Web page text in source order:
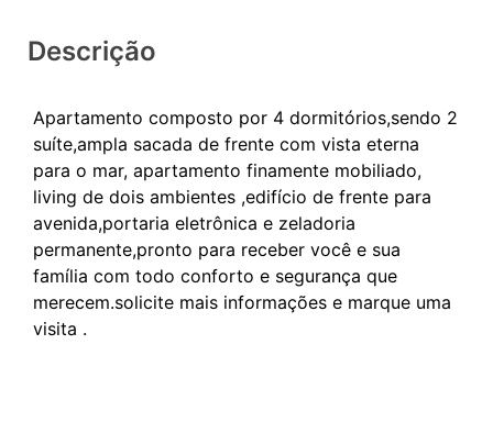
Descrição
Apartamento composto por 4 dormitórios,sendo 2
suíte,ampla sacada de frente com vista eterna
para o mar, apartamento finamente mobiliado,
living de dois ambientes ,edifício de frente para
avenida,portaria eletrônica e zeladoria
permanente,pronto para receber você e sua
família com todo conforto e segurança que
merecem.solicite mais informações e marque uma